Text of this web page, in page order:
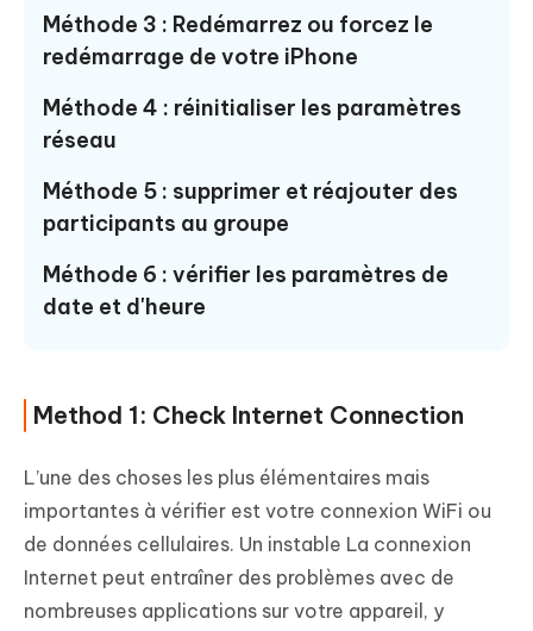
Méthode 3 : Redémarrez ou forcez le
redémarrage de votre iPhone
Méthode 4 : réinitialiser les paramètres
réseau
Méthode 5 : supprimer et réajouter des
participants au groupe
Méthode 6 : vérifier les paramètres de
date et d'heure
Method 1: Check Internet Connection
L’une des choses les plus élémentaires mais
importantes à vérifier est votre connexion WiFi ou
de données cellulaires. Un instable La connexion
Internet peut entraîner des problèmes avec de
nombreuses applications sur votre appareil, y